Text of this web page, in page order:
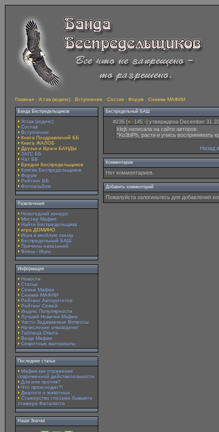
Главная · Устав (кодекс) · Вступление · Состав · Форум · Снимки МАФИИ
Банда Беспредельщиков
Устав (кодекс)
Состав
Вступление
Книга Поздравлений ББ
Книга ЖАЛОБ
Друзья и Враги БАНДЫ
ЗАГС ББ
Чат ББ
Бредни Беспредельщиков
Клятва Беспредельщиков
Форум
Рейтинг ББ
Фотоальбом
Развлечения
Новогодний конкурс
Мистер Мафия
Найти Беспредельщика
игра ДОМИНО
Игра в весёлую сказку
Беспредельный БАШ
Причины наказаний
Флеш - Игры
Информация
Новости
Статьи
Семьи Мафии
Снимки МАФИИ
Рейтинг Авторитетов
Рейтинг Семей
Индекс Популярности
Лучший Новичок Мафии
Часто Задаваемые Вопросы
Начисление очков/денег
Таблица Опыта
Вещи Мафии
Секретные материалы
Последние статьи
Мафия как отражение
современной действительности
Для или против?
Что происходит?!
Диалоги о животных.
Стажерство глазами бывшего
стажера Фаталиста
Наши Значки
Беспредельный БАШ
#235 [+ -145 -] утверждена December 31
klejti написала на сайте авторов:
"Ko3blPb, расти и учись воспринимать
Назад
Комментарии
Нет комментариев.
Добавить комментарий
Пожалуйста залогиньтесь для добавления